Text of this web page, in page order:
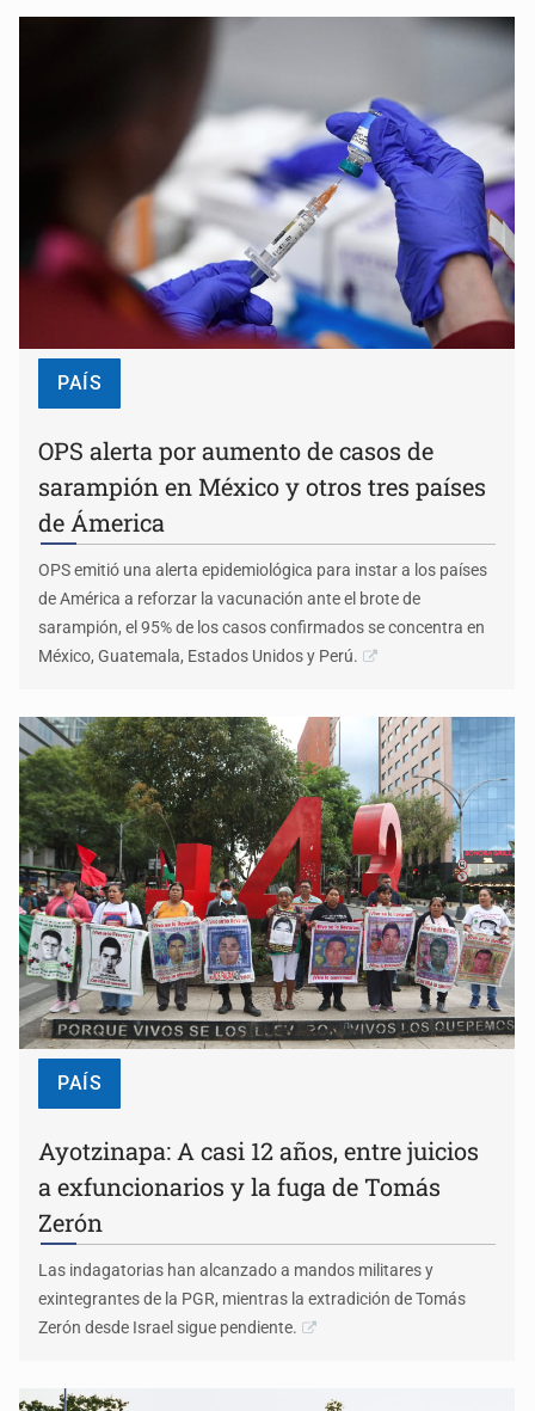
PAÍS
OPS alerta por aumento de casos de
sarampión en México y otros tres países
de Ámerica
OPS emitió una alerta epidemiológica para instar a los países
de América a reforzar la vacunación ante el brote de
sarampión, el 95% de los casos confirmados se concentra en
México, Guatemala, Estados Unidos y Perú.
PAÍS
Ayotzinapa: A casi 12 años, entre juicios
a exfuncionarios y la fuga de Tomás
Zerón
Las indagatorias han alcanzado a mandos militares y
exintegrantes de la PGR, mientras la extradición de Tomás
Zerón desde Israel sigue pendiente.